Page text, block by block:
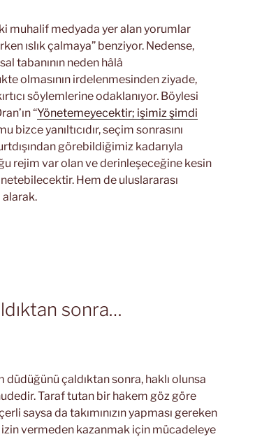
muhalif medyada yer alan yorumlar
ıslık çalmaya” benziyor. Nedense,
tabanının neden hâlâ
olmasının irdelenmesinden ziyade,
söylemlerine odaklanıyor. Böylesi
“Yönetemeyecektir; işimiz şimdi
bizce yanıltıcıdır, seçim sonrasını
görebildiğimiz kadarıyla
rejim var olan ve derinleşeceğine kesin
Hem de uluslararası
sonra…
çaldıktan sonra, haklı olunsa
Taraf tutan bir hakem göz göre
saysa da takımınızın yapması gereken
vermeden kazanmak için mücadeleye